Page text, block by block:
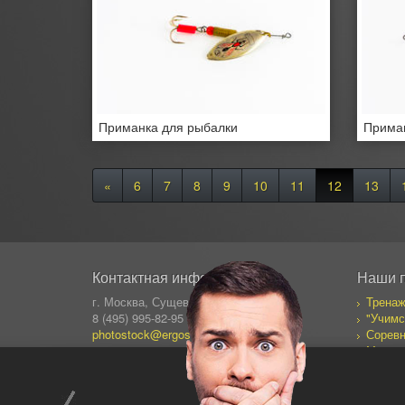
Приманка для рыбалки
« 6 7 8 9 10 11 12 13
Контактная информация
г. Москва, Сущевский Вал 64
8 (495) 995-82-95 (кругл.)
photostock@ergosolo.ru
Наши
Моя